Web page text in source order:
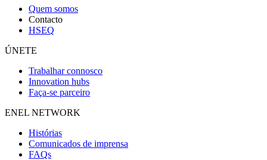
Quem somos
Contacto
HSEQ
ÚNETE
Trabalhar connosco
Innovation hubs
Faça-se parceiro
ENEL NETWORK
Histórias
Comunicados de imprensa
FAQs